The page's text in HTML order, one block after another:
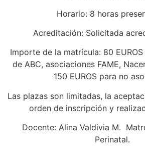
Horario: 8 horas
Acreditación: Solicitada
Importe de la matrícula: 80
de ABC, asociaciones FAME,
150 EUROS para no
Las plazas son limitadas, la
orden de inscripción y
Docente: Alina Valdivia M.
Perinatal.